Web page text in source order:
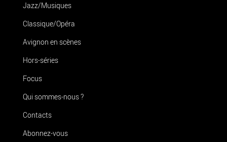
Jazz/Musiques
Classique/Opéra
Avignon en scènes
Hors-séries
Focus
Qui sommes-nous ?
Contacts
Abonnez-vous